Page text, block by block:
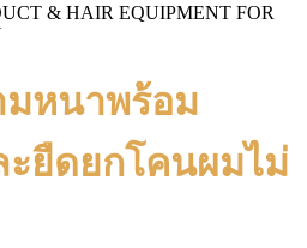
& HAIR EQUIPMENT FOR
มหนาพร้อม
ยืดยกโคนผมไม่